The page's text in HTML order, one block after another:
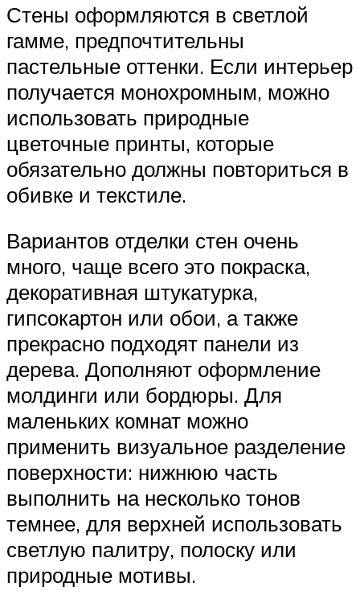
Стены оформляются в светлой
гамме, предпочтительны
пастельные оттенки. Если интерьер
получается монохромным, можно
использовать природные
цветочные принты, которые
обязательно должны повториться в
обивке и текстиле.
Вариантов отделки стен очень
много, чаще всего это покраска,
декоративная штукатурка,
гипсокартон или обои, а также
прекрасно подходят панели из
дерева. Дополняют оформление
молдинги или бордюры. Для
маленьких комнат можно
применить визуальное разделение
поверхности: нижнюю часть
выполнить на несколько тонов
темнее, для верхней использовать
светлую палитру, полоску или
природные мотивы.